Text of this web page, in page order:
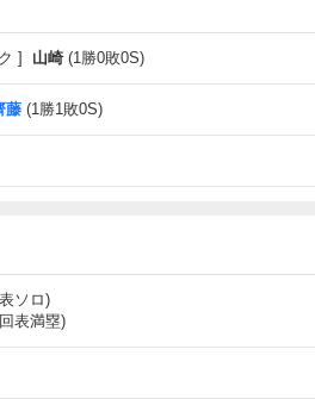
山崎(1勝0敗0S)
藤 (1勝1敗0S)
ソロ)
表満塁)